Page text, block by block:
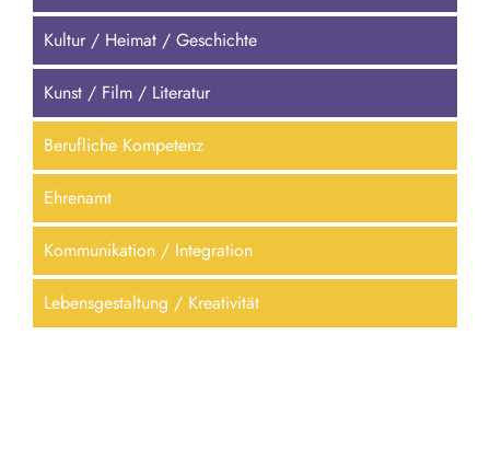
Kultur / Heimat / Geschichte
Kunst / Film / Literatur
Berufliche Kompetenz
Ehrenamt
Kommunikation / Integration
Lebensgestaltung / Kreativität